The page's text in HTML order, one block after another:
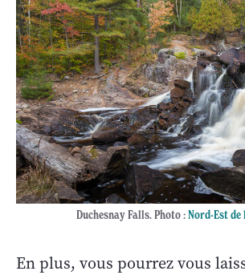
Duchesnay Falls. Photo :Nord-Est
En plus, vous pourrez vous